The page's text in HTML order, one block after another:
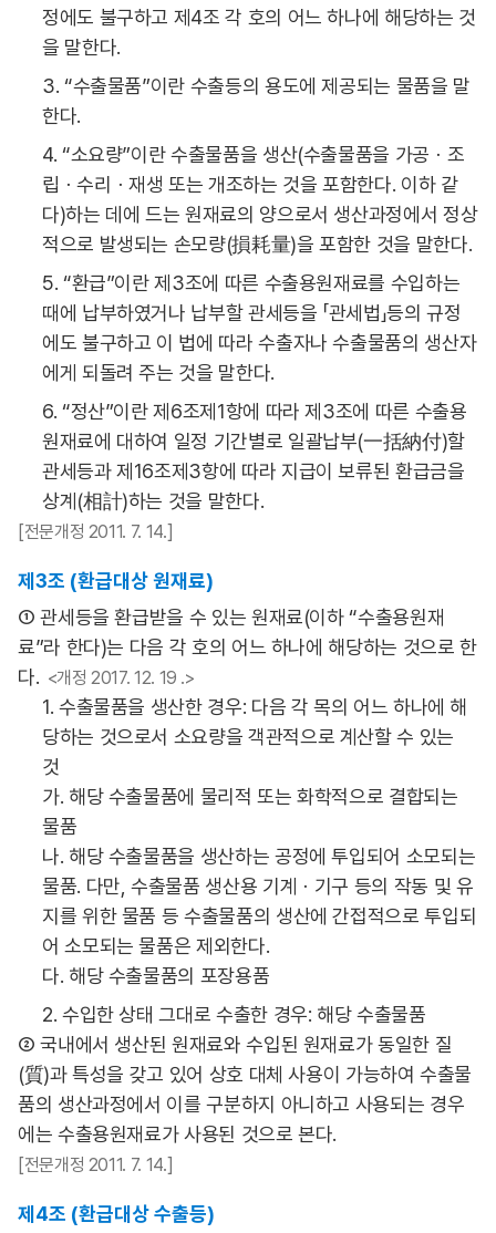
정에도 불구하고 제4조 각 호의 어느 하나에 해당하는 것
을 말한다.
3. “수출물품”이란 수출등의 용도에 제공되는 물품을 말
한다.
4. “소요량”이란 수출물품을 생산(수출물품을 가공ㆍ조
립ㆍ수리ㆍ재생 또는 개조하는 것을 포함한다. 이하 같
다)하는 데에 드는 원재료의 양으로서 생산과정에서 정상
적으로 발생되는 손모량(損耗量)을 포함한 것을 말한다.
5. “환급”이란 제3조에 따른 수출용원재료를 수입하는
때에 납부하였거나 납부할 관세등을 「관세법」등의 규정
에도 불구하고 이 법에 따라 수출자나 수출물품의 생산자
에게 되돌려 주는 것을 말한다.
6. “정산”이란 제6조제1항에 따라 제3조에 따른 수출용
원재료에 대하여 일정 기간별로 일괄납부(一括納付)할
관세등과 제16조제3항에 따라 지급이 보류된 환급금을
상계(相計)하는 것을 말한다.
[전문개정 2011. 7. 14.]
제3조 (환급대상 원재료)
① 관세등을 환급받을 수 있는 원재료(이하 “수출용원재
료”라 한다)는 다음 각 호의 어느 하나에 해당하는 것으로 한
다. <개정 2017. 12. 19 .>
1. 수출물품을 생산한 경우: 다음 각 목의 어느 하나에 해
당하는 것으로서 소요량을 객관적으로 계산할 수 있는
것
가. 해당 수출물품에 물리적 또는 화학적으로 결합되는
물품
나. 해당 수출물품을 생산하는 공정에 투입되어 소모되는
물품. 다만, 수출물품 생산용 기계ㆍ기구 등의 작동 및 유
지를 위한 물품 등 수출물품의 생산에 간접적으로 투입되
어 소모되는 물품은 제외한다.
다. 해당 수출물품의 포장용품
2. 수입한 상태 그대로 수출한 경우: 해당 수출물품
② 국내에서 생산된 원재료와 수입된 원재료가 동일한 질
(質)과 특성을 갖고 있어 상호 대체 사용이 가능하여 수출물
품의 생산과정에서 이를 구분하지 아니하고 사용되는 경우
에는 수출용원재료가 사용된 것으로 본다.
[전문개정 2011. 7. 14.]
제4조 (환급대상 수출등)